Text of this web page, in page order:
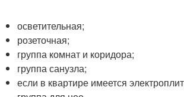
осветительная;
розеточная;
группа комнат и коридора;
группа санузла;
если в квартире имеется